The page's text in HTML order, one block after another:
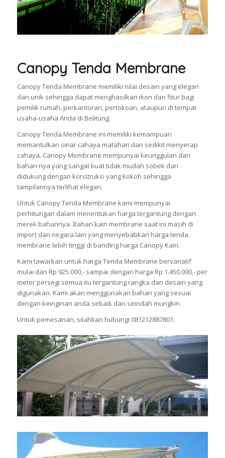
Canopy Tenda Membrane
Canopy Tenda Membrane memiliki nilai desain yang elegan
dan unik sehingga dapat menghasilkan ikon dan fitur bagi
pemilik rumah, perkantoran, pertokoan, ataupun di tempat
usaha-usaha Anda di Belitung.
Canopy Tenda Membrane ini memiliki kemampuan
memantulkan sinar cahaya matahari dan sedikit menyerap
cahaya. Canopy Membrane mempunyai keunggulan dari
bahan nya yang sangat kuat tidak mudah sobek dan
didukung dengan konstruksi yang kokoh sehingga
tampilannya terlihat elegan.
Untuk Canopy Tenda Membrane kami mempunyai
perhitungan dalam menentukan harga tergantung dengan
merek bahannya. Bahan kain membrane saat ini masih di
import dari negara lain yang menyebabkan harga tenda
membrane lebih tinggi di banding harga Canopy Kain.
Kami tawarkan untuk harga Tenda Membrane bervariatif
mulai dari Rp 925.000,- sampai dengan harga Rp 1.450.000,- per
meter persegi semua itu tergantung rangka dan desain yang
digunakan. Kami akan menggunakan bahan yang sesuai
dengan keinginan anda sebaik dan seindah mungkin.
Untuk pemesanan, silahkan hubungi 081212887801.